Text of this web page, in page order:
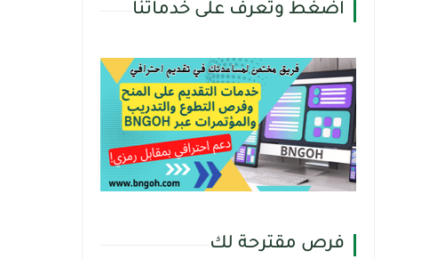
اضغط وتعرف على خدماتنا
فرص مقترحة لك